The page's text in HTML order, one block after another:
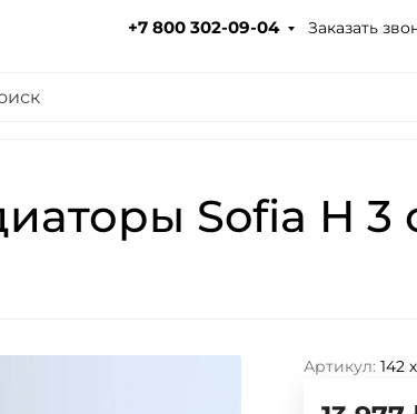
+7 800 302-09-04 Заказать
Sofia H 3
Артикул: 142